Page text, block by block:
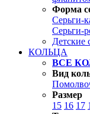
Форма
Серьги-
Серьги-
Детские
КОЛЬЦА
ВСЕ
Вид
Размер
15 16 17